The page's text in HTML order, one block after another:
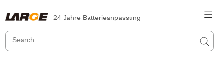
24 Jahre Batterieanpassung